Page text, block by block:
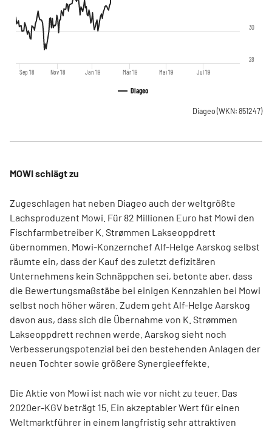
Diageo
Sep '18 Nov '18 Jan '19 Mär '19 Mai '19 Jul '19
28
30
Diageo (WKN: 851247)
MOWI schlägt zu
Zugeschlagen hat neben Diageo auch der weltgrößte
Lachsproduzent Mowi. Für 82 Millionen Euro hat Mowi den
Fischfarmbetreiber K. Strømmen Lakseoppdrett
übernommen. Mowi-Konzernchef Alf-Helge Aarskog selbst
räumte ein, dass der Kauf des zuletzt defizitären
Unternehmens kein Schnäppchen sei, betonte aber, dass
die Bewertungsmaßstäbe bei einigen Kennzahlen bei Mowi
selbst noch höher wären. Zudem geht Alf-Helge Aarskog
davon aus, dass sich die Übernahme von K. Strømmen
Lakseoppdrett rechnen werde. Aarskog sieht noch
Verbesserungspotenzial bei den bestehenden Anlagen der
neuen Tochter sowie größere Synergieeffekte.
Die Aktie von Mowi ist nach wie vor nicht zu teuer. Das
2020er-KGV beträgt 15. Ein akzeptabler Wert für einen
Weltmarktführer in einem langfristig sehr attraktiven